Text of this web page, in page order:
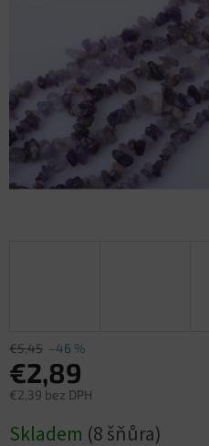
€5,45 –46 %
€2,89
€2,39 bez DPH
cena:
Skladem (8 šňůra)